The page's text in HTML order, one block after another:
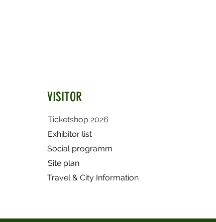
VISITOR
Ticketshop 2026
Exhibitor list
Social programm
Site plan
​Travel & City Information